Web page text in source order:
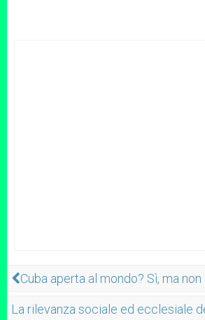
Cuba aperta al mondo? Sì, ma
La rilevanza sociale ed ecclesiale